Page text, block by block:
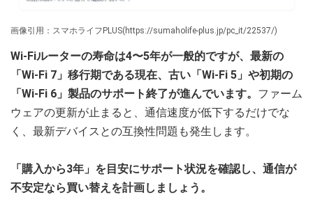
画像引用：スマホライフPLUS(https://sumaholife-plus.jp/pc_it/22537/)
Wi-Fiルーターの寿命は4〜5年が一般的ですが、最新の
「Wi-Fi 7」移行期である現在、古い「Wi-Fi 5」や初期の
「Wi-Fi 6」製品のサポート終了が進んでいます。 ファーム
ウェアの更新が止まると、通信速度が低下するだけでな
く、最新デバイスとの互換性問題も発生します。
「購入から3年」を目安にサポート状況を確認し、通信が
不安定なら買い替えを計画しましょう。